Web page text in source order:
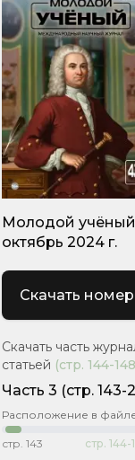
Молодой
октябрь 2024 г.
Скачать номер
Скачать часть
статьей (стр. 144-148
Часть 3 (стр. 143-
Расположение в
стр. 143 стр. 144-